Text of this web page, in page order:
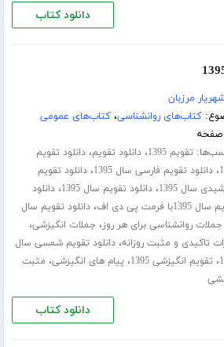
دانلود کتاب
مرزبان
کتاب‌های روانشناسی،کتاب‌های عمومی
تقویم 1395 ،دانلود تقویم،دانلود تقویم
،دانلود تقویم فارسی سال 1395 ،دانلود تقویم
سال 1395
،دانلود تقویم سال 1395 ،دانلود
فرمت پی دی اف
،دانلود تقویم سال
جملات روانشناسی برای هر روز، جملات انگیزشی،
تاکیدی و مثبت روزانه،دانلود تقویم شمسی سال
، تقویم انگیزشی 1395 ، پیام های انگیزشی، مثبت
دانلود کتاب